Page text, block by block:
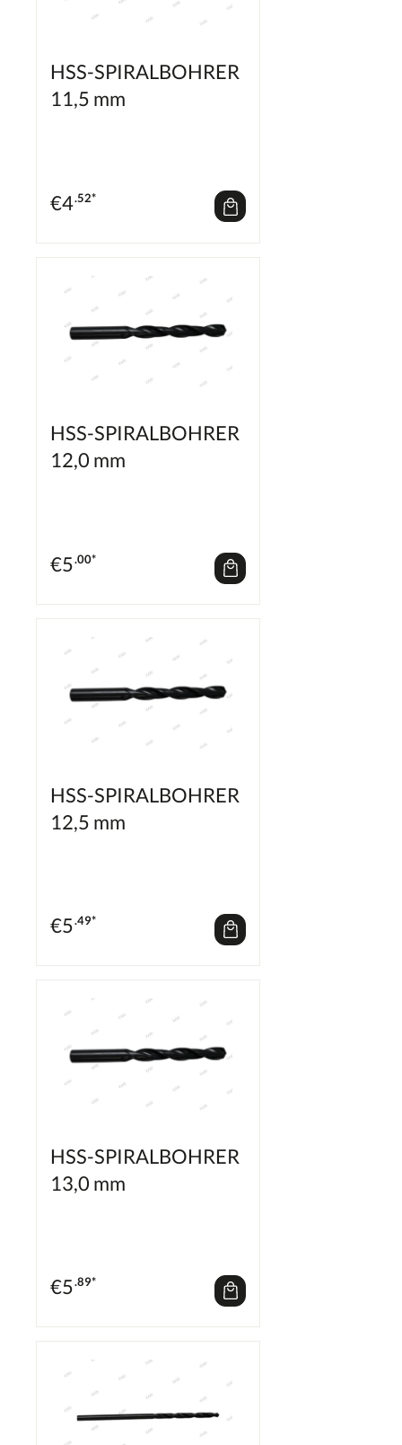
HSS-SPIRALBOHRER
11,5 mm
€4.52*
HSS-SPIRALBOHRER
12,0 mm
€5.00*
HSS-SPIRALBOHRER
12,5 mm
€5.49*
HSS-SPIRALBOHRER
13,0 mm
€5.89*